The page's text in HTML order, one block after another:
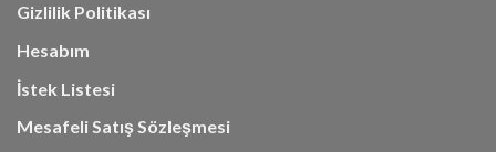
Gizlilik Politikası
Hesabım
İstek Listesi
Mesafeli Satış Sözleşmesi